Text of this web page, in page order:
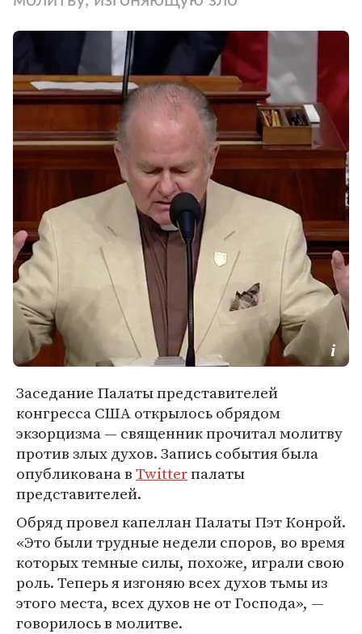
Заседание Палаты представителей
конгресса США открылось обрядом
экзорцизма — священник прочитал молитву
против злых духов. Запись события была
опубликована вTwitterпалаты
представителей.
Обряд провел капеллан Палаты Пэт Конрой.
«Это были трудные недели споров, во время
которых темные силы, похоже, играли свою
роль. Теперь я изгоняю всех духов тьмы из
этого места, всех духов не от Господа», —
говорилось в молитве.